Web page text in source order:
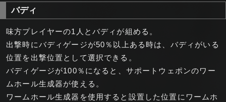
バディ
味方プレイヤーの1人とバディが組める。
出撃時にバディゲージが50％以上ある時は、バディがいる
位置を出撃位置として選択できる。
バディゲージが100％になると、サポートウェポンのワー
ムホール生成器が使える。
ワームホール生成器を使用すると設置した位置にワームホ